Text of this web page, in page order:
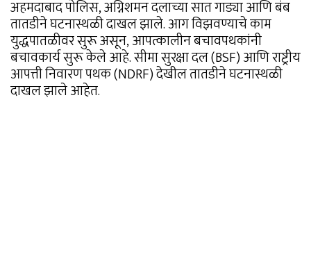
अहमदाबाद पोलिस, अग्निशमन दलाच्या सात गाड्या आणि बंब
तातडीने घटनास्थळी दाखल झाले. आग विझवण्याचे काम
युद्धपातळीवर सुरू असून, आपत्कालीन बचावपथकांनी
बचावकार्य सुरू केले आहे. सीमा सुरक्षा दल (BSF) आणि राष्ट्रीय
आपत्ती निवारण पथक (NDRF) देखील तातडीने घटनास्थळी
दाखल झाले आहेत.